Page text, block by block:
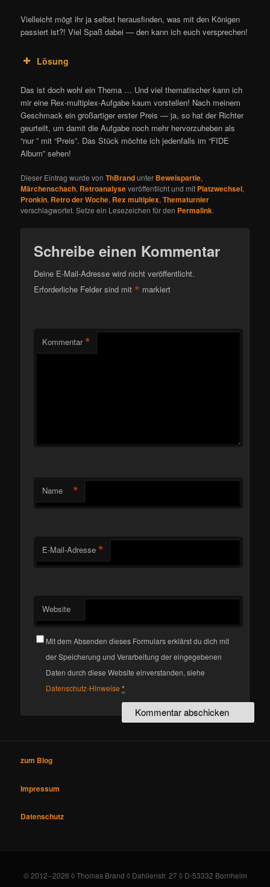
Vielleicht mögt ihr ja selbst herausfinden, was mit den Königen
passiert ist?! Viel Spaß dabei — den kann ich euch versprechen!
Lösung
Das ist doch wohl ein Thema … Und viel thematischer kann ich
mir eine Rex-multiplex-Aufgabe kaum vorstellen! Nach meinem
Geschmack ein großartiger erster Preis — ja, so hat der Richter
geurteilt, um damit die Aufgabe noch mehr hervorzuheben als
“nur ” mit “Preis”. Das Stück möchte ich jedenfalls im “FIDE
Album” sehen!
Dieser Eintrag wurde vonThBrandunter Beweispartie,
Märchenschach, Retroanalyseveröffentlicht und mit Platzwechsel,
Pronkin, Retro der Woche, Rex multiplex,Thematurnier
verschlagwortet. Setze ein Lesezeichen für den Permalink.
Schreibe einen Kommentar
Deine E-Mail-Adresse wird nicht veröffentlicht.
Erforderliche Felder sind mit* markiert
Kommentar *
Name *
E-Mail-Adresse *
Website
Mit dem Absenden dieses Formulars erklärst du dich mit
der Speicherung und Verarbeitung der eingegebenen
Daten durch diese Website einverstanden, siehe
Datenschutz-Hinweise *
zum Blog
Impressum
Datenschutz
© 2012--2026 ◊ Thomas Brand ◊ Dahlienstr. 27 ◊ D-53332 Bornheim